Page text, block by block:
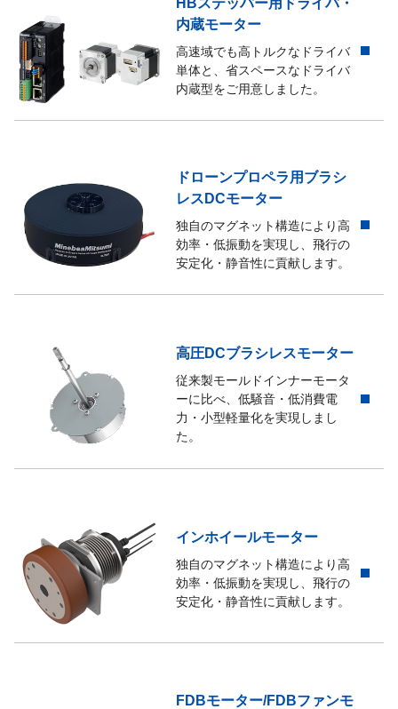
HBステッパー用ドライバ・
内蔵モーター
高速域でも高トルクなドライバ
単体と、省スペースなドライバ
内蔵型をご用意しました。
ドローンプロペラ用ブラシ
レスDCモーター
独自のマグネット構造により高
効率・低振動を実現し、飛行の
安定化・静音性に貢献します。
高圧DCブラシレスモーター
従来製モールドインナーモータ
ーに比べ、低騒音・低消費電
力・小型軽量化を実現しまし
た。
インホイールモーター
独自のマグネット構造により高
効率・低振動を実現し、飛行の
安定化・静音性に貢献します。
FDBモーター/FDBファンモ